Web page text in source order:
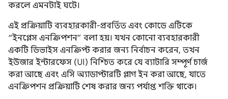
করলে এমনটাই ঘটে।
এই প্রক্রিয়াটি ব্যবহারকারী-প্রবর্তিত এবং কোডে এটিকে
“ইনপ্লেস এনক্রিপশন” বলা হয়। যখন কোনো ব্যবহারকারী
একটি ডিভাইস এনক্রিপ্ট করার জন্য নির্বাচন করেন, তখন
ইউজার ইন্টারফেস (UI) নিশ্চিত করে যে ব্যাটারি সম্পূর্ণ চার্জ
করা আছে এবং এসি অ্যাডাপ্টারটি প্লাগ ইন করা আছে, যাতে
এনক্রিপশন প্রক্রিয়াটি শেষ করার জন্য পর্যাপ্ত শক্তি থাকে।